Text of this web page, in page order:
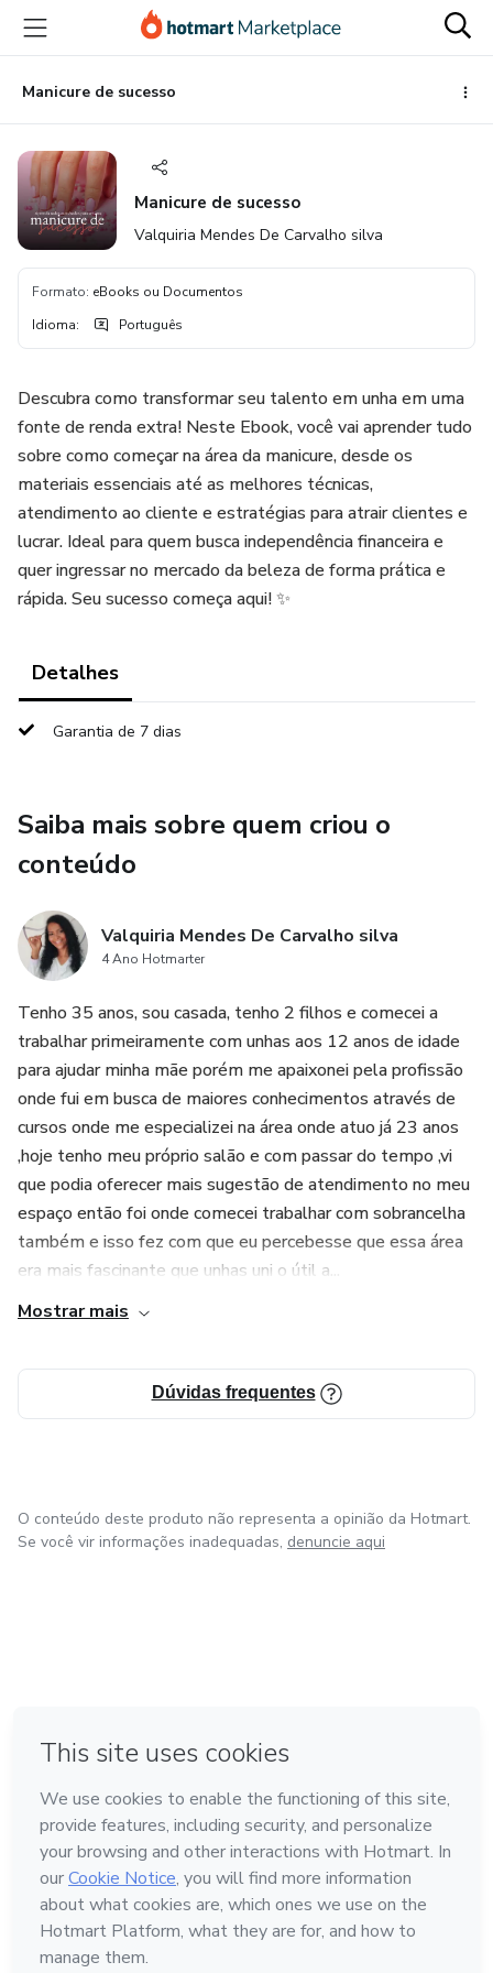
para
conteúdo
principal
para
pagamento
para
rodapé
Manicure de sucesso
Manicure de sucesso
Valquiria Mendes De Carvalho silva
Formato: eBooks ou Documentos
Idioma: Português
Descubra como transformar seu talento em unha em uma
fonte de renda extra! Neste Ebook, você vai aprender tudo
sobre como começar na área da manicure, desde os
materiais essenciais até as melhores técnicas,
atendimento ao cliente e estratégias para atrair clientes e
lucrar. Ideal para quem busca independência financeira e
quer ingressar no mercado da beleza de forma prática e
rápida. Seu sucesso começa aqui! ✨
Detalhes
Garantia de 7 dias
Saiba mais sobre quem criou o
conteúdo
Valquiria Mendes De Carvalho silva
4 Ano Hotmarter
Tenho 35 anos, sou casada, tenho 2 filhos e comecei a
trabalhar primeiramente com unhas aos 12 anos de idade
para ajudar minha mãe porém me apaixonei pela profissão
onde fui em busca de maiores conhecimentos através de
cursos onde me especializei na área onde atuo já 23 anos
,hoje tenho meu próprio salão e com passar do tempo ,vi
que podia oferecer mais sugestão de atendimento no meu
espaço então foi onde comecei trabalhar com sobrancelha
também e isso fez com que eu percebesse que essa área
era mais fascinante que unhas uni o útil a...
Mostrar mais
Dúvidas frequentes
O conteúdo deste produto não representa a opinião da Hotmart.
Se você vir informações inadequadas, denuncie aqui
Feito com ❤ na Cidade do México
Conheça a Hotmart
Idioma
Português